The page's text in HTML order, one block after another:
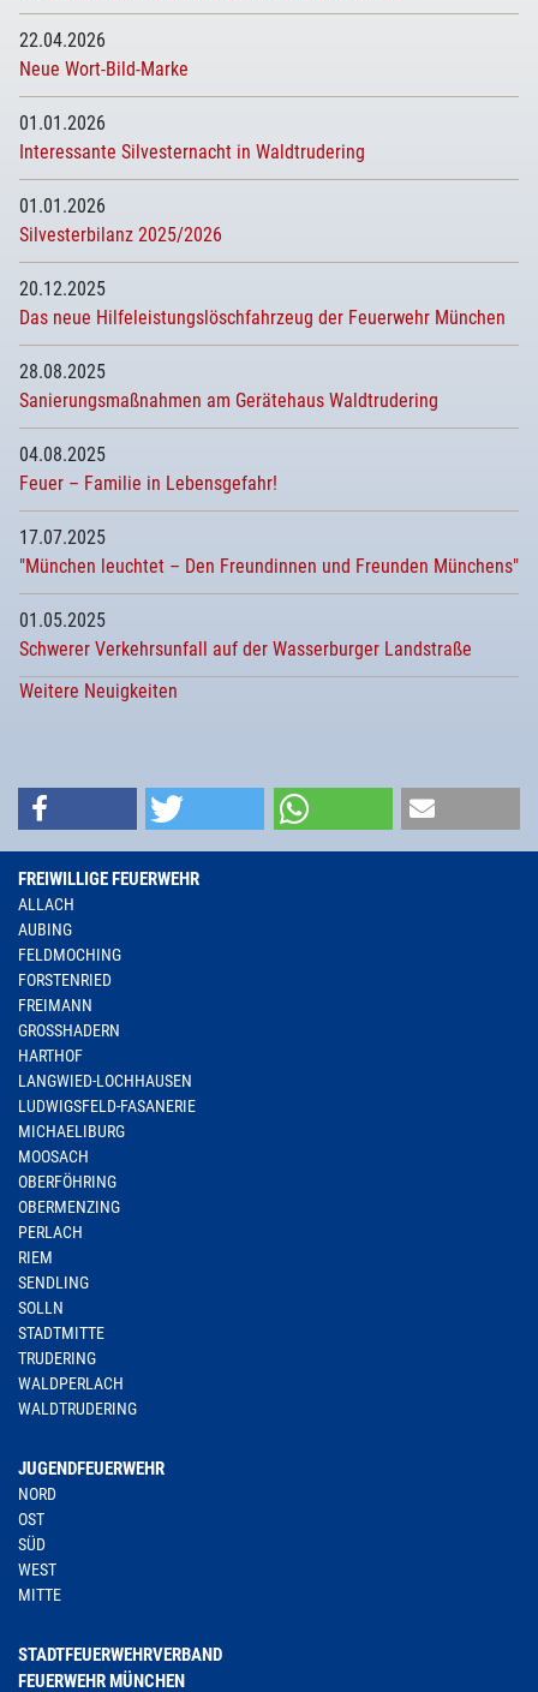
22.04.2026
Neue Wort-Bild-Marke
01.01.2026
Interessante Silvesternacht in Waldtrudering
01.01.2026
Silvesterbilanz 2025/2026
20.12.2025
Das neue Hilfeleistungslöschfahrzeug der Feuerwehr München
28.08.2025
Sanierungsmaßnahmen am Gerätehaus Waldtrudering
04.08.2025
Feuer – Familie in Lebensgefahr!
17.07.2025
"München leuchtet – Den Freundinnen und Freunden Münchens"
01.05.2025
Schwerer Verkehrsunfall auf der Wasserburger Landstraße
Weitere Neuigkeiten
FREIWILLIGE FEUERWEHR
ALLACH
AUBING
FELDMOCHING
FORSTENRIED
FREIMANN
GROSSHADERN
HARTHOF
LANGWIED-LOCHHAUSEN
LUDWIGSFELD-FASANERIE
MICHAELIBURG
MOOSACH
OBERFÖHRING
OBERMENZING
PERLACH
RIEM
SENDLING
SOLLN
STADTMITTE
TRUDERING
WALDPERLACH
WALDTRUDERING
JUGENDFEUERWEHR
NORD
OST
SÜD
WEST
MITTE
STADTFEUERWEHRVERBAND
FEUERWEHR MÜNCHEN